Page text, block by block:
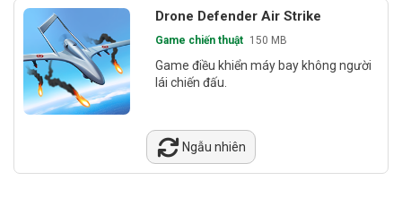
Drone Defender Air Strike
Game chiến thuật 150 MB
Game điều khiển máy bay không người
lái chiến đấu.
Ngẫu nhiên